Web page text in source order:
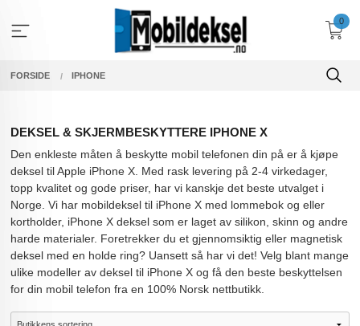
innholdet
0
FORSIDE IPHONE
DEKSEL & SKJERMBESKYTTERE IPHONE X
Den enkleste måten å beskytte mobil telefonen din på er å kjøpe
deksel til Apple iPhone X. Med rask levering på 2-4 virkedager,
topp kvalitet og gode priser, har vi kanskje det beste utvalget i
Norge. Vi har mobildeksel til iPhone X med lommebok og eller
kortholder, iPhone X deksel som er laget av silikon, skinn og andre
harde materialer. Foretrekker du et gjennomsiktig eller magnetisk
deksel med en holde ring? Uansett så har vi det! Velg blant mange
ulike modeller av deksel til iPhone X og få den beste beskyttelsen
for din mobil telefon fra en 100% Norsk nettbutikk.